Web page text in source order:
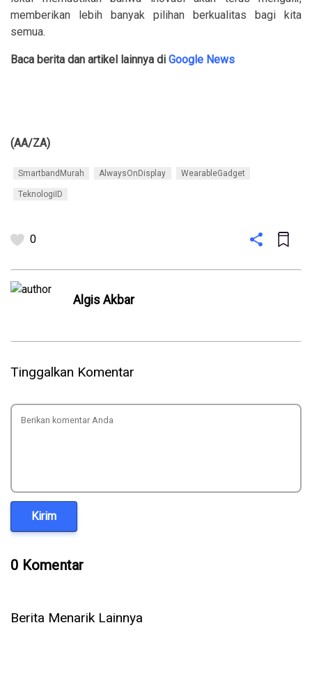
memberikan lebih banyak pilihan berkualitas bagi kita
semua.
Baca berita dan artikel lainnya di Google News
(AA/ZA)
SmartbandMurah AlwaysOnDisplay WearableGadget
TeknologiID
0
Algis Akbar
Tinggalkan Komentar
Kirim
0 Komentar
Berita Menarik Lainnya